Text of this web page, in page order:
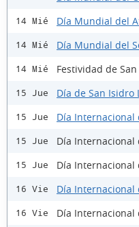
14 Mié Día Mundial del
14 Mié Día Mundial del
14 Mié Festividad de
15 Jue Día de San Isidro
15 Jue Día Internacional
15 Jue Día Internacional
15 Jue Día Internacional
16 Vie Día Internacional
16 Vie Día Internacional